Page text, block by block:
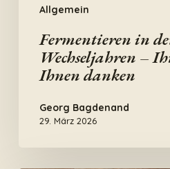
Allgemein
Fermentieren in
Wechseljahren –
Ihnen danken
Georg Bagdenand
29. März 2026